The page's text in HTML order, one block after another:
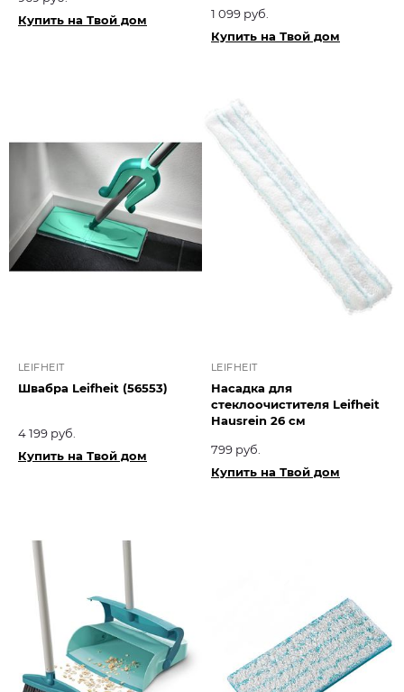
Купить на Твой дом
1 099 руб.
Купить на Твой дом
LEIFHEIT
Швабра Leifheit (56553)
4 199 руб.
Купить на Твой дом
LEIFHEIT
Насадка для
стеклоочистителя Leifheit
Hausrein 26 см
799 руб.
Купить на Твой дом